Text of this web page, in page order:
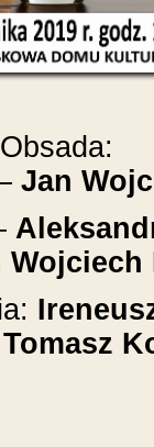
Obsada:
Jan
Wojciech
Tomasz